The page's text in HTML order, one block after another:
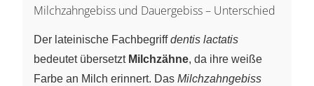
Milchzahngebiss und Dauergebiss – Unterschied
Der lateinische Fachbegriffdentis lactatis
bedeutet übersetzt Milchzähne, da ihre weiße
Farbe an Milch erinnert. Das Milchzahngebiss